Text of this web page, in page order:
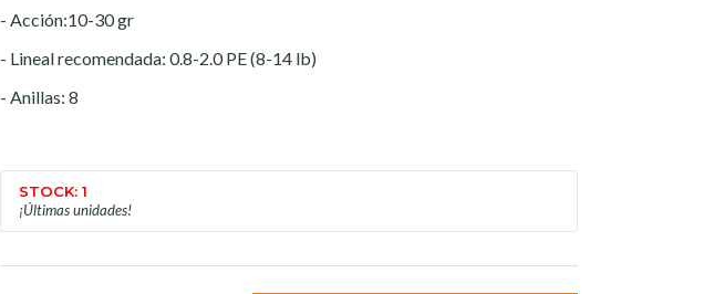
- Acción:10-30 gr
- Lineal recomendada: 0.8-2.0 PE (8-14 lb)
- Anillas: 8
STOCK: 1
¡Últimas unidades!